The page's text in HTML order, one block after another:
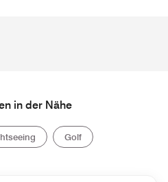
in der Nähe
Golf